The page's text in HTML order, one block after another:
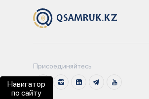
Присоединяйтесь
Навигатор
по сайту